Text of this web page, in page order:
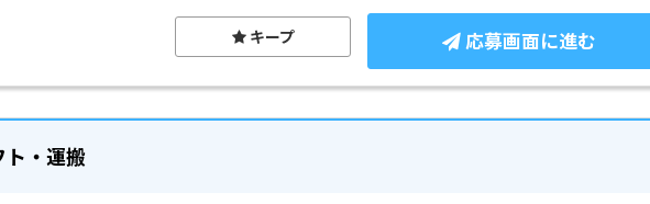
応募画面に進む
キープ
ト・運搬